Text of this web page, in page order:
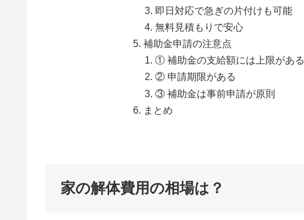
即日対応で急ぎの片付けも可能
無料見積もりで安心
補助金申請の注意点
① 補助金の支給額には上限がある
② 申請期限がある
③ 補助金は事前申請が原則
まとめ
家の解体費用の相場は？